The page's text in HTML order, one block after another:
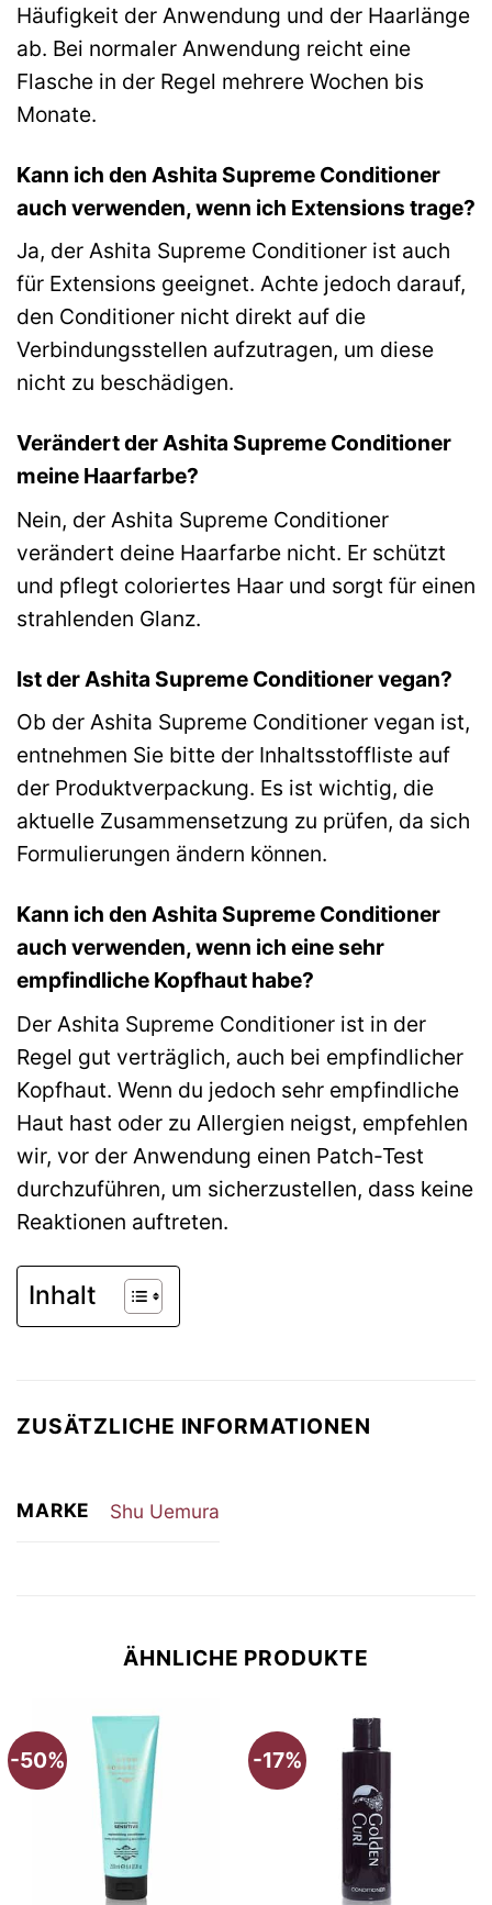
Häufigkeit der Anwendung und der Haarlänge
ab. Bei normaler Anwendung reicht eine
Flasche in der Regel mehrere Wochen bis
Monate.
Kann ich den Ashita Supreme Conditioner
auch verwenden, wenn ich Extensions trage?
Ja, der Ashita Supreme Conditioner ist auch
für Extensions geeignet. Achte jedoch darauf,
den Conditioner nicht direkt auf die
Verbindungsstellen aufzutragen, um diese
nicht zu beschädigen.
Verändert der Ashita Supreme Conditioner
meine Haarfarbe?
Nein, der Ashita Supreme Conditioner
verändert deine Haarfarbe nicht. Er schützt
und pflegt coloriertes Haar und sorgt für einen
strahlenden Glanz.
Ist der Ashita Supreme Conditioner vegan?
Ob der Ashita Supreme Conditioner vegan ist,
entnehmen Sie bitte der Inhaltsstoffliste auf
der Produktverpackung. Es ist wichtig, die
aktuelle Zusammensetzung zu prüfen, da sich
Formulierungen ändern können.
Kann ich den Ashita Supreme Conditioner
auch verwenden, wenn ich eine sehr
empfindliche Kopfhaut habe?
Der Ashita Supreme Conditioner ist in der
Regel gut verträglich, auch bei empfindlicher
Kopfhaut. Wenn du jedoch sehr empfindliche
Haut hast oder zu Allergien neigst, empfehlen
wir, vor der Anwendung einen Patch-Test
durchzuführen, um sicherzustellen, dass keine
Reaktionen auftreten.
Inhalt
ZUSÄTZLICHE INFORMATIONEN
MARKE Shu Uemura
ÄHNLICHE PRODUKTE
-50% -17%